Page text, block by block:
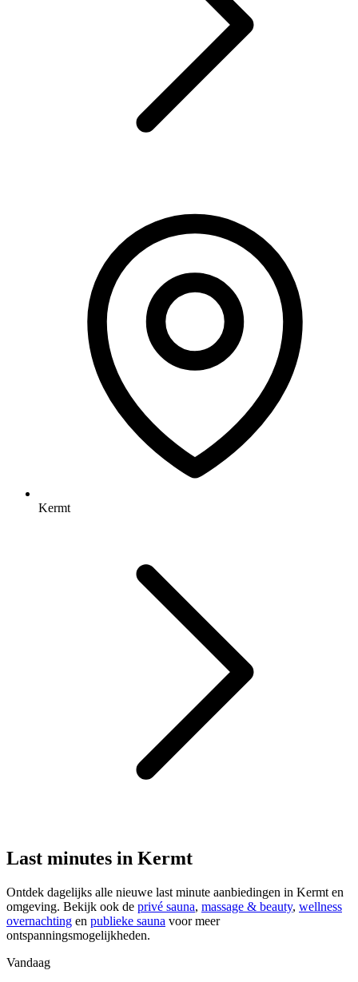
Kermt
Last minutes in Kermt
Ontdek dagelijks alle nieuwe last minute aanbiedingen in Kermt en
omgeving. Bekijk ook de privé sauna, massage & beauty, wellness
overnachting en publieke sauna voor meer
ontspanningsmogelijkheden.
Vandaag